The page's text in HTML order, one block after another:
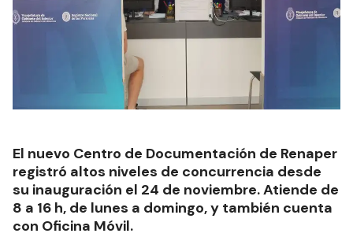
El nuevo Centro de Documentación de Renaper
registró altos niveles de concurrencia desde
su inauguración el 24 de noviembre. Atiende de
8 a 16 h, de lunes a domingo, y también cuenta
con Oficina Móvil.